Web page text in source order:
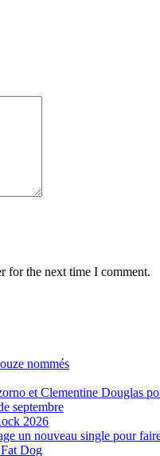
for the next time I comment.
nommés
et Clementine Douglas
septembre
2026
un nouveau single pour
Dog